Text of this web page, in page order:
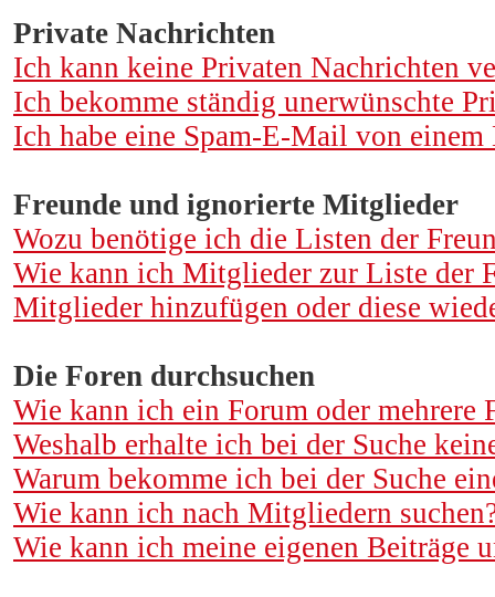
Private Nachrichten
Ich kann keine Privaten Nachrichten
Ich bekomme ständig unerwünschte
Ich habe eine Spam-E-Mail von
Freunde und ignorierte Mitglieder
Wozu benötige ich die Listen der
Wie kann ich Mitglieder zur Liste der
Mitglieder hinzufügen oder diese
Die Foren durchsuchen
Wie kann ich ein Forum oder mehrere
Weshalb erhalte ich bei der Suche
Warum bekomme ich bei der Suche
Wie kann ich nach Mitgliedern
Wie kann ich meine eigenen Beiträge